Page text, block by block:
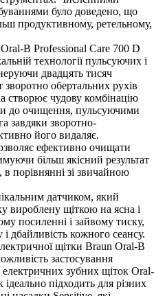
було доведено, що
продуктивному, ретельному,
B Professional Care 700 D
технології пульсуючих і
двадцять тисяч
зворотно обертальних рухів
створює чудову комбінацію
до очищення, пульсуючими
завдяки зворотно-
його видаляє.
ефективно очищати
більш якісний результат
порівнянні зі звичайною
датчиком, який
вироблену щіткою на ясна і
посиленні і зайвому тиску,
дбайливість кожного сеансу.
щітки Braun Oral-B
застосування
електричних зубних щіток Oral-
підходить для різних